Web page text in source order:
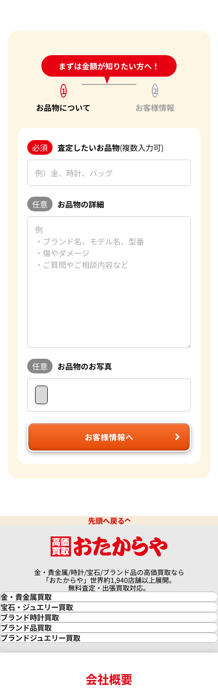
まずは金額が知りたい方へ！
24時間受付中!問い合わせフォーム
1
お品物について
2
お客様情報
必須 査定したいお品物(複数入力可)
任意 お品物の詳細
任意 お品物のお写真
お客様情報へ
先頭へ戻る
金・貴金属/時計/宝石/ブランド品の高価買取なら
「おたからや」世界約1,940店舗以上展開。
無料査定・出張買取対応。
金・貴金属買取
金買取
金の相場価格情報
金の参考買取価格一覧
インゴット買取
インゴットの相場価格情報
24金買取
宝石・ジュエリー買取
宝石・ジュエリー買取
ダイヤモンド買取
ダイヤモンド・宝石の参考価格一覧
リング・結婚指輪買取
エメラルド買取
ブランド時計買取
時計買取
ロレックス買取
ロレックス デイトナ買取
ロレックス サブマリーナー買取
ロレックス エクスプローラー買取
ロレックス デイトジャスト買取
ブランド品買取
ブランド買取
ブランドジュエリー買取
ヴァンクリーフ＆アーペル買取会社概要